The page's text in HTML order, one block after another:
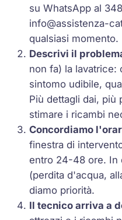
su WhatsApp al
info@assistenza-
qualsiasi momento.
Descrivi il
non fa) la lavatrice:
sintomo udibile,
Più dettagli dai, più
stimare i ricambi
Concordiamo
finestra di
entro 24-48 ore. In
(perdita d'acqua,
diamo priorità.
Il tecnico arriva a